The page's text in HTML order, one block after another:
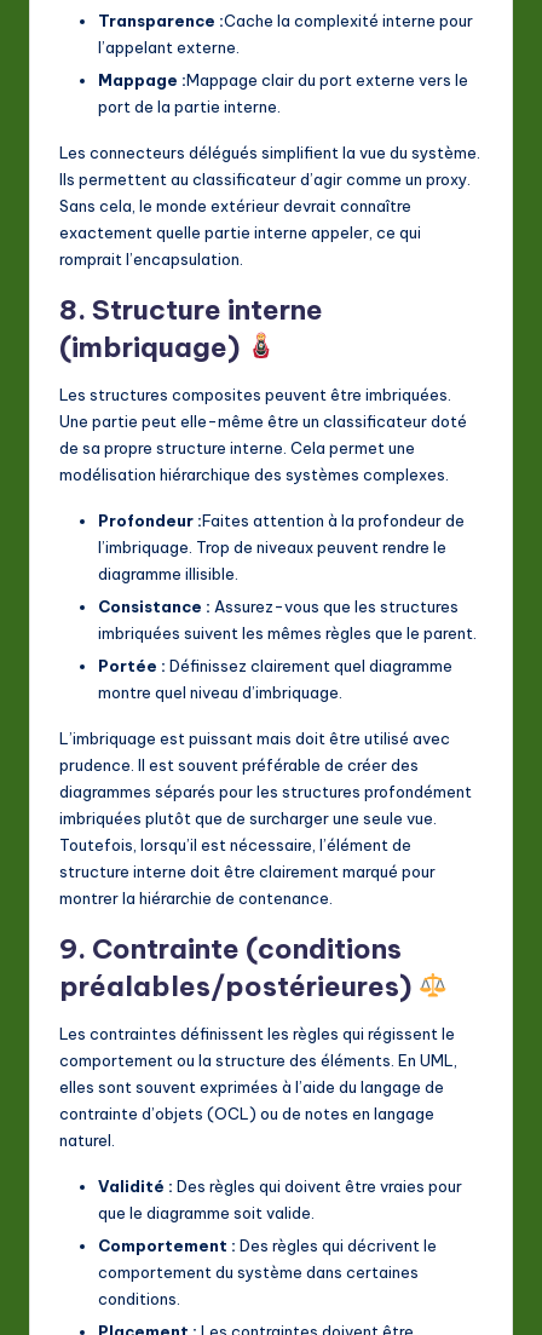
Transparence :Cache la complexité interne pour
l’appelant externe.
Mappage :Mappage clair du port externe vers le
port de la partie interne.
Les connecteurs délégués simplifient la vue du système.
Ils permettent au classificateur d’agir comme un proxy.
Sans cela, le monde extérieur devrait connaître
exactement quelle partie interne appeler, ce qui
romprait l’encapsulation.
8. Structure interne
(imbriquage)
Les structures composites peuvent être imbriquées.
Une partie peut elle-même être un classificateur doté
de sa propre structure interne. Cela permet une
modélisation hiérarchique des systèmes complexes.
Profondeur :Faites attention à la profondeur de
l’imbriquage. Trop de niveaux peuvent rendre le
diagramme illisible.
Consistance : Assurez-vous que les structures
imbriquées suivent les mêmes règles que le parent.
Portée : Définissez clairement quel diagramme
montre quel niveau d’imbriquage.
L’imbriquage est puissant mais doit être utilisé avec
prudence. Il est souvent préférable de créer des
diagrammes séparés pour les structures profondément
imbriquées plutôt que de surcharger une seule vue.
Toutefois, lorsqu’il est nécessaire, l’élément de
structure interne doit être clairement marqué pour
montrer la hiérarchie de contenance.
9. Contrainte (conditions
préalables/postérieures)
Les contraintes définissent les règles qui régissent le
comportement ou la structure des éléments. En UML,
elles sont souvent exprimées à l’aide du langage de
contrainte d’objets (OCL) ou de notes en langage
naturel.
Validité : Des règles qui doivent être vraies pour
que le diagramme soit valide.
Comportement : Des règles qui décrivent le
comportement du système dans certaines
conditions.